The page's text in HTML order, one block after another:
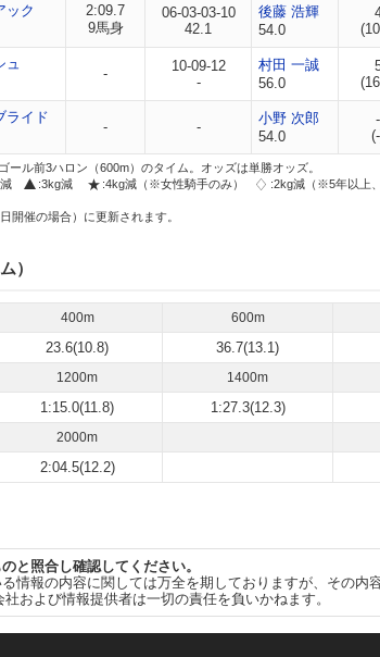
ック
2:09.7
9馬身
06-03-03-10
42.1
後藤 浩輝
54.0
ュ
-
10-09-12
-
村田 一誠
56.0
ライド
- -
小野 次郎
54.0
-
ル前3ハロン（600m）のタイム。オッズは単勝オッズ。
減 :3kg減 :4kg減（※女性騎手のみ）
:2kg減（※5年以上
開催の場合）に更新されます。
）
400m 600m
23.6(10.8) 36.7(13.1)
1200m 1400m
1:15.0(11.8) 1:27.3(12.3)
2000m
2:04.5(12.2)
と照合し確認してください。
情報の内容に関しては万全を期しておりますが、その
および情報提供者は一切の責任を負いかねます。